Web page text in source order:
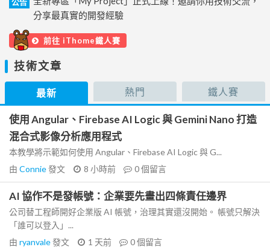
分享最真實的開發經驗
前往 iThome鐵人賽
技術文章
最新 熱門 鐵人賽
使用 Angular、Firebase AI Logic 與 Gemini Nano 打造
混合式影像分析應用程式
本教學將示範如何使用 Angular、Firebase AI Logic 與 G...
由 Connie發文 8 小時前 0個留言
AI 協作不是發帳號：企業要先畫出四條責任邊界
公司替工程師開好企業版 AI 帳號，治理其實還沒開始。 帳號只解決
「誰可以登入」...
由 ryanvale發文 1 天前 0個留言